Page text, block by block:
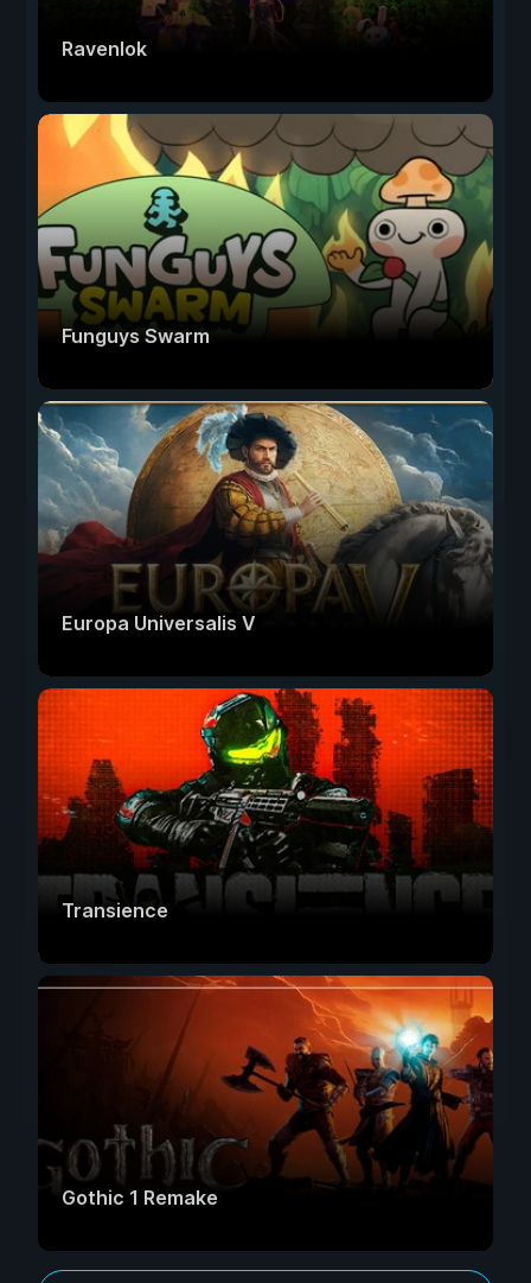
Ravenlok
Funguys Swarm
Europa Universalis V
Transience
Gothic 1 Remake